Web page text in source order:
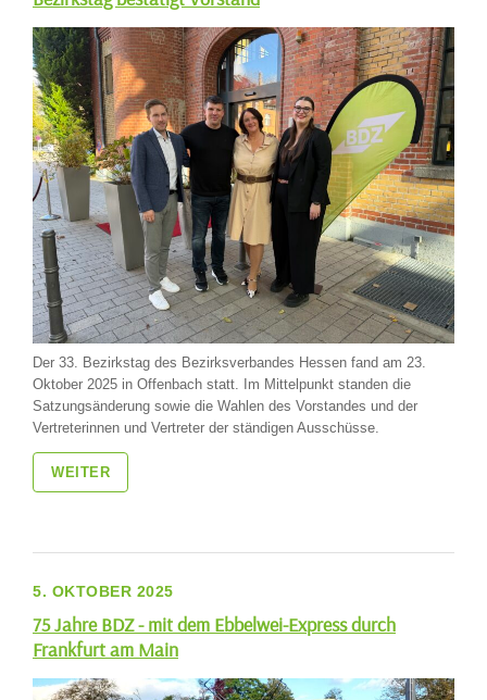
Der 33. Bezirkstag des Bezirksverbandes Hessen fand am 23.
Oktober 2025 in Offenbach statt. Im Mittelpunkt standen die
Satzungsänderung sowie die Wahlen des Vorstandes und der
Vertreterinnen und Vertreter der ständigen Ausschüsse.
WEITER
5. OKTOBER 2025
75 Jahre BDZ - mit dem Ebbelwei-Express durch
Frankfurt am Main